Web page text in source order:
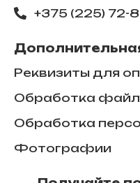
+375 (225) ​72-
Реквизиты для
Обработка
Обработка
Фотографии